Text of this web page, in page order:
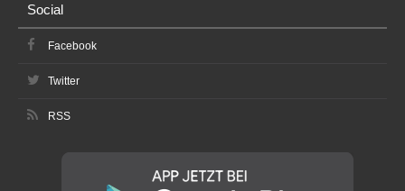
Social
Facebook
Twitter
RSS